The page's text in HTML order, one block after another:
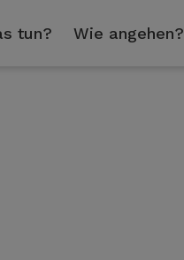
tun? Wie angehen?